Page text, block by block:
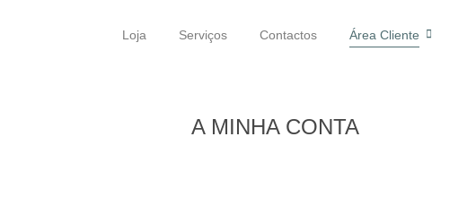
Loja Serviços Contactos Área Cliente
A MINHA CONTA